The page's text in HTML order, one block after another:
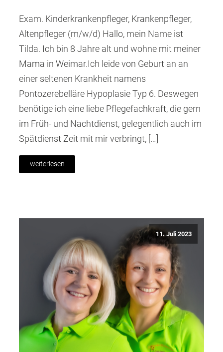
Exam. Kinderkrankenpfleger, Krankenpfleger,
Altenpfleger (m/w/d) Hallo, mein Name ist
Tilda. Ich bin 8 Jahre alt und wohne mit meiner
Mama in Weimar.Ich leide von Geburt an an
einer seltenen Krankheit namens
Pontozerebelläre Hypoplasie Typ 6. Deswegen
benötige ich eine liebe Pflegefachkraft, die gern
im Früh- und Nachtdienst, gelegentlich auch im
Spätdienst Zeit mit mir verbringt, […]
weiterlesen
11. Juli 2023